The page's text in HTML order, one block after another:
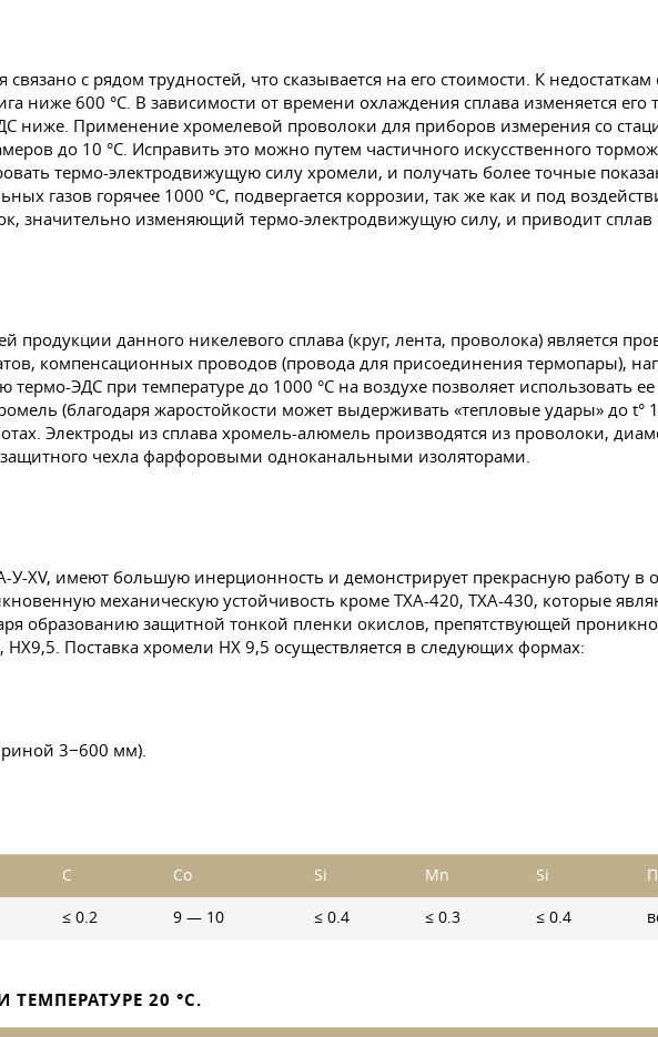
с рядом трудностей, что сказывается на его стоимости. К
ниже 600 °C. В зависимости от времени охлаждения сплава изменяется
ниже. Применение хромелевой проволоки для приборов измерения со
до 10 °C. Исправить это можно путем частичного искусственного
термо-электродвижущую силу хромели, и получать более точные
газов горячее 1000 °C, подвергается коррозии, так же как и под
значительно изменяющий термо-электродвижущую силу, и приводит
продукции данного никелевого сплава (круг, лента, проволока) является
компенсационных проводов (провода для присоединения термопары),
термо-ЭДС при температуре до 1000 °C на воздухе позволяет использовать
(благодаря жаростойкости может выдерживать «тепловые удары» до t°
Электроды из сплава хромель-алюмель производятся из проволоки,
защитного чехла фарфоровыми одноканальными изоляторами.
У-XV, имеют большую инерционность и демонстрирует прекрасную работу в
механическую устойчивость кроме ТХА-420, ТХА-430, которые
образованию защитной тонкой пленки окислов, препятствующей
Поставка хромели НХ 9,5 осуществляется в следующих формах:
3−600 мм).
C Co Si Mn Si
≤ 0.2 9 — 10 ≤ 0.4 ≤ 0.3 ≤ 0.4
20 °C.